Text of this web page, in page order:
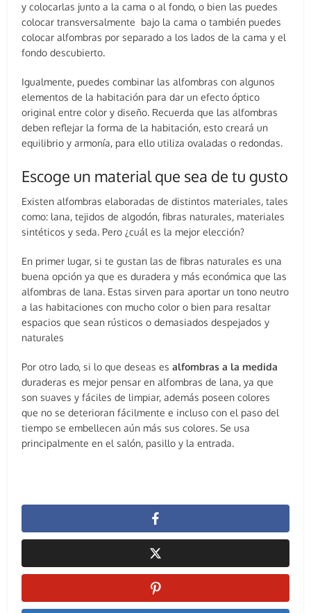
y colocarlas junto a la cama o al fondo, o bien las puedes
colocar transversalmente bajo la cama o también puedes
colocar alfombras por separado a los lados de la cama y el
fondo descubierto.
Igualmente, puedes combinar las alfombras con algunos
elementos de la habitación para dar un efecto óptico
original entre color y diseño. Recuerda que las alfombras
deben reflejar la forma de la habitación, esto creará un
equilibrio y armonía, para ello utiliza ovaladas o redondas.
Escoge un material que sea de tu gusto
Existen alfombras elaboradas de distintos materiales, tales
como: lana, tejidos de algodón, fibras naturales, materiales
sintéticos y seda. Pero ¿cuál es la mejor elección?
En primer lugar, si te gustan las de fibras naturales es una
buena opción ya que es duradera y más económica que las
alfombras de lana. Estas sirven para aportar un tono neutro
a las habitaciones con mucho color o bien para resaltar
espacios que sean rústicos o demasiados despejados y
naturales
Por otro lado, si lo que deseas esalfombras a la medida
duraderas es mejor pensar en alfombras de lana, ya que
son suaves y fáciles de limpiar, además poseen colores
que no se deterioran fácilmente e incluso con el paso del
tiempo se embellecen aún más sus colores. Se usa
principalmente en el salón, pasillo y la entrada.